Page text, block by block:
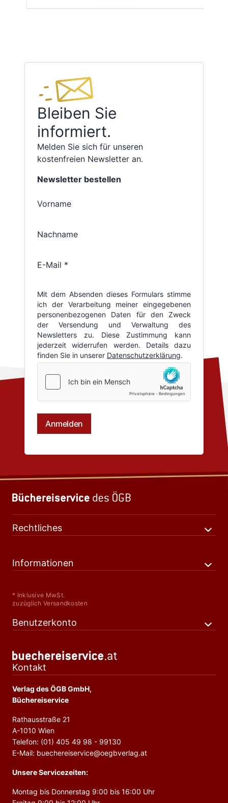
Bleiben Sie
informiert.
Melden Sie sich für unseren
kostenfreien Newsletter an.
Rechtliches
Informationen
* Inklusive MwSt.
zuzüglich Versandkosten
Benutzerkonto
Kontakt
Verlag des ÖGB GmbH,
Büchereiservice
Rathausstraße 21
A-1010 Wien
Telefon: (01) 405 49 98 - 99130
E-Mail: buechereiservice@oegbverlag.at
Unsere Servicezeiten:
Montag bis Donnerstag 9:00 bis 16:00 Uhr